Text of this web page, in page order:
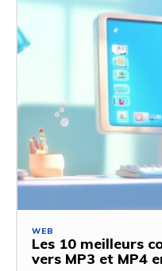
WEB
Les 10 meilleurs
vers MP3 et MP4